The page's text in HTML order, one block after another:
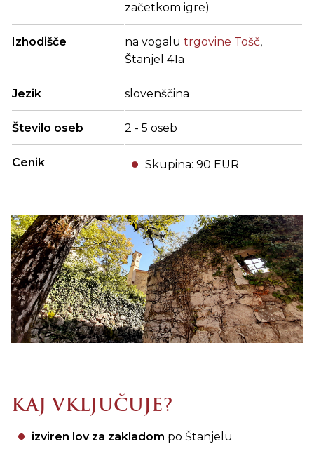
začetkom igre)
Izhodišče na vogalu trgovine Tošč,
Štanjel 41a
Jezik slovenščina
Število oseb 2 - 5 oseb
Cenik Skupina: 90 EUR
KAJ VKLJUČUJE?
izviren lov za zakladom po Štanjelu